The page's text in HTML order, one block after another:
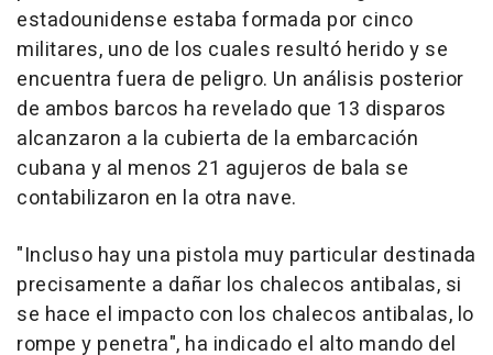
estadounidense estaba formada por cinco
militares, uno de los cuales resultó herido y se
encuentra fuera de peligro. Un análisis posterior
de ambos barcos ha revelado que 13 disparos
alcanzaron a la cubierta de la embarcación
cubana y al menos 21 agujeros de bala se
contabilizaron en la otra nave.
"Incluso hay una pistola muy particular destinada
precisamente a dañar los chalecos antibalas, si
se hace el impacto con los chalecos antibalas, lo
rompe y penetra", ha indicado el alto mando del